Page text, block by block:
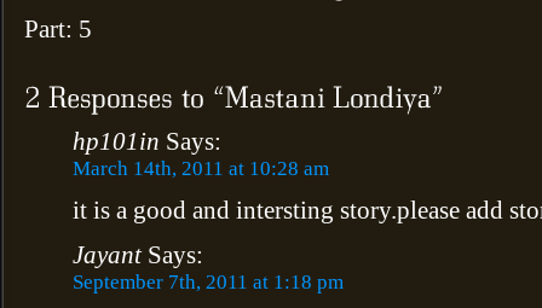
Part: 5
hp101in Says:
March 14th, 2011 at 10:28 am
it is a good and intersting story.please add
JayantSays:
September 7th, 2011 at 1:18 pm